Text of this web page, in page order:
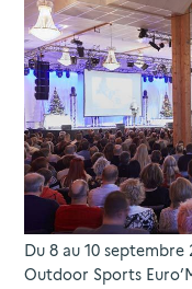
Du 8 au 10
Outdoor Sports